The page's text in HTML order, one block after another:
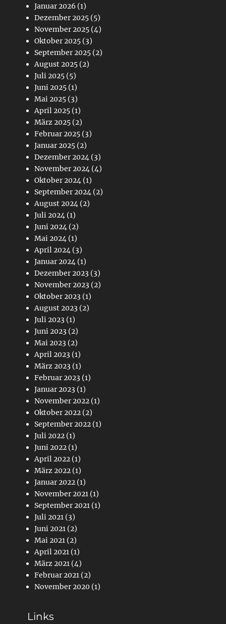
Januar 2026 (1)
Dezember 2025 (5)
November 2025 (4)
Oktober 2025 (3)
September 2025 (2)
August 2025 (2)
Juli 2025 (5)
Juni 2025 (1)
Mai 2025 (3)
April 2025 (1)
März 2025 (2)
Februar 2025 (3)
Januar 2025 (2)
Dezember 2024 (3)
November 2024 (4)
Oktober 2024 (1)
September 2024 (2)
August 2024 (2)
Juli 2024 (1)
Juni 2024 (2)
Mai 2024 (1)
April 2024 (3)
Januar 2024 (1)
Dezember 2023 (3)
November 2023 (2)
Oktober 2023 (1)
August 2023 (2)
Juli 2023 (1)
Juni 2023 (2)
Mai 2023 (2)
April 2023 (1)
März 2023 (1)
Februar 2023 (1)
Januar 2023 (1)
November 2022 (1)
Oktober 2022 (2)
September 2022 (1)
Juli 2022 (1)
Juni 2022 (1)
April 2022 (1)
März 2022 (1)
Januar 2022 (1)
November 2021 (1)
September 2021 (1)
Juli 2021 (3)
Juni 2021 (2)
Mai 2021 (2)
April 2021 (1)
März 2021 (4)
Februar 2021 (2)
November 2020 (1)
Links